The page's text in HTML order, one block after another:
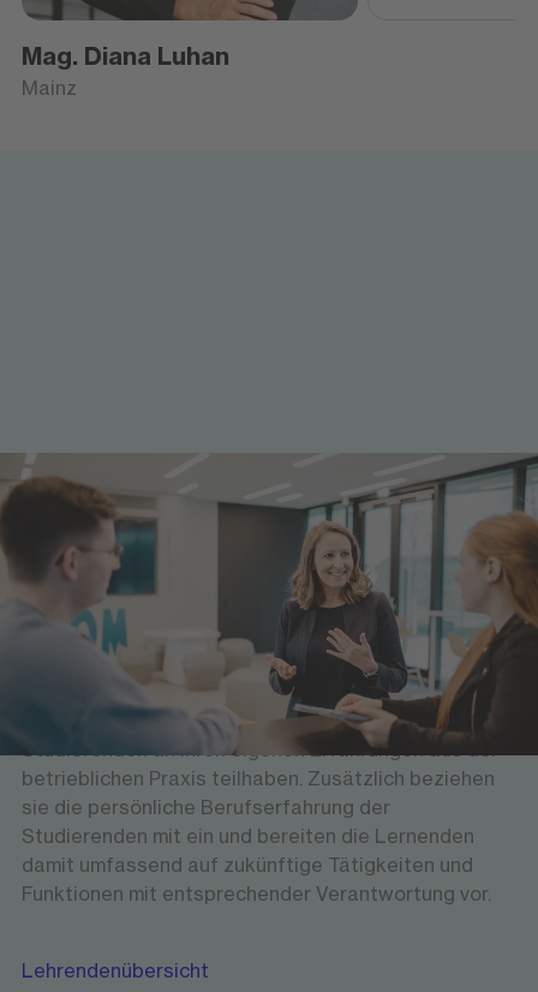
Mag. Diana Luhan
Mainz
Lehrende am Hochschulzentrum
Versierte Professorinnen und Professoren sowie
erfahrene Führungskräfte bieten den Studierenden
am Hochschulzentrum Mainz eine wissenschaftlich
hochwertige und gleichzeitig anwendungsorientierte
Lehre. Theoretische Grundlagen vermitteln sie mit
Bezug zur Wirtschaftspraxis und lassen die
Studierenden an ihren eigenen Erfahrungen aus der
betrieblichen Praxis teilhaben. Zusätzlich beziehen
sie die persönliche Berufserfahrung der
Studierenden mit ein und bereiten die Lernenden
damit umfassend auf zukünftige Tätigkeiten und
Funktionen mit entsprechender Verantwortung vor.
Lehrendenübersicht